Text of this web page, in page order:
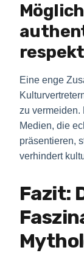
Eine enge
zu
Medien, die
präsentieren,
verhindert
Fazit: